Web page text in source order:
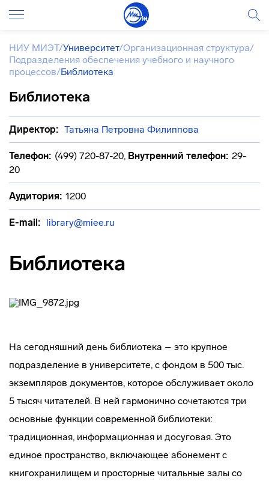
НИУ МИЭТ/Университет/Организационная структура/
Подразделения обеспечения учебного и научного
процессов/Библиотека
Библиотека
Директор: Татьяна Петровна Филиппова
Телефон: (499) 720-87-20, Внутренний телефон: 29-
20
Аудитория: 1200
E-mail: library@miee.ru
Библиотека
На сегодняшний день библиотека – это крупное
подразделение в университете, с фондом в 500 тыс.
экземпляров документов, которое обслуживает около
5 тысяч читателей. В ней гармонично сочетаются три
основные функции современной библиотеки:
традиционная, информационная и досуговая. Это
единое пространство, включающее абонемент с
книгохранилищем и просторные читальные залы со